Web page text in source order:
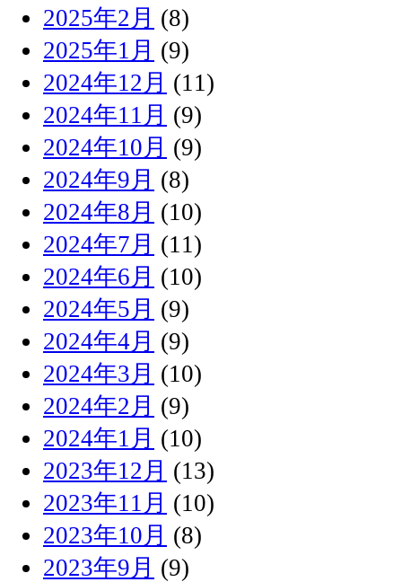
2025年2月 (8)
2025年1月 (9)
2024年12月 (11)
2024年11月 (9)
2024年10月 (9)
2024年9月 (8)
2024年8月 (10)
2024年7月 (11)
2024年6月 (10)
2024年5月 (9)
2024年4月 (9)
2024年3月 (10)
2024年2月 (9)
2024年1月 (10)
2023年12月 (13)
2023年11月 (10)
2023年10月 (8)
2023年9月 (9)